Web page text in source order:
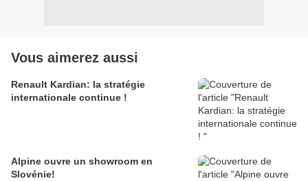
Vous aimerez aussi
Renault Kardian: la stratégie
internationale continue !
Alpine ouvre un showroom en
Slovénie!